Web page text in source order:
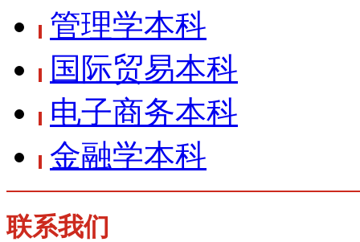
管理学本科
国际贸易本科
电子商务本科
金融学本科
联系我们